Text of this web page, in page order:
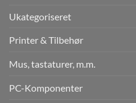
Ukategoriseret
Printer & Tilbehør
Mus, tastaturer, m.m.
PC-Komponenter